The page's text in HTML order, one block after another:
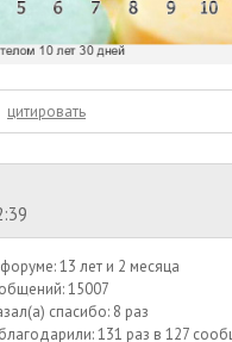
цитировать
13 лет и 2 месяца
15007
спасибо: 8 раз
131 раз в 127